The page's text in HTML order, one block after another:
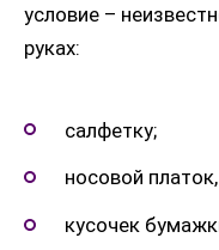
условие –
руках:
салфетку;
носовой
кусочек